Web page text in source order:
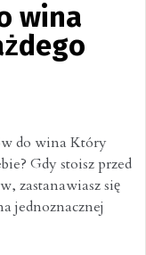
wina
do wina Który
Gdy stoisz przed
zastanawiasz się
jednoznacznej